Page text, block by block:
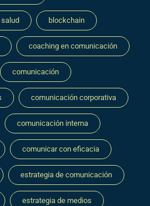
blockchain
coaching en comunicación
comunicación
comunicación corporativa
comunicación interna
comunicar con eficacia
estrategia de comunicación
estrategia de medios